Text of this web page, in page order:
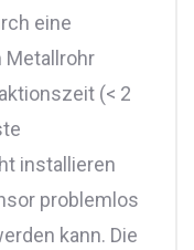
eine
Metallrohr
(< 2
installieren
problemlos
kann. Die